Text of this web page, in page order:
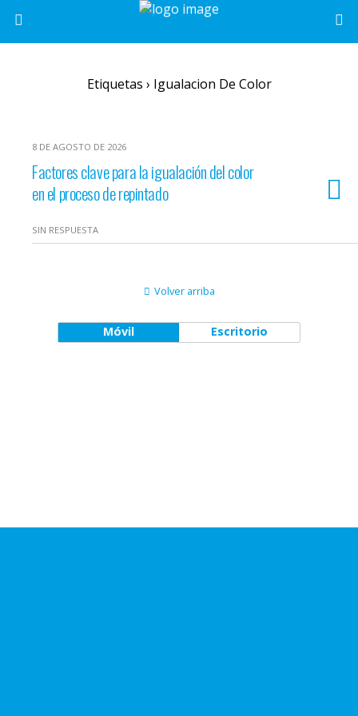
Etiquetas › Igualacion De Color
8 DE AGOSTO DE 2026
Factores clave para la igualación del color
en el proceso de repintado
SIN RESPUESTA
Volver arriba
Móvil Escritorio